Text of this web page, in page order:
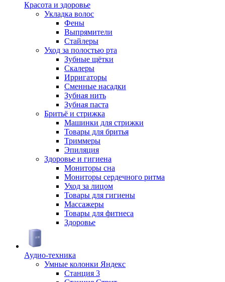
Красота и здоровье
Укладка волос
Фены
Выпрямители
Стайлеры
Уход за полостью рта
Зубные щётки
Скалеры
Ирригаторы
Сменные насадки
Зубная нить
Зубная паста
Бритьё и стрижка
Машинки для стрижки
Товары для бритья
Триммеры
Эпиляция
Здоровье и гигиена
Мониторы сна
Мониторы сердечного ритма
Уход за лицом
Товары для гигиены
Массажеры
Товары для фитнеса
Здоровье
Аудио-техника
Умные колонки Яндекс
Станция 3